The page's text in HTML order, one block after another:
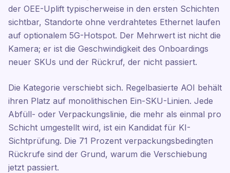
der OEE-Uplift typischerweise in den ersten Schichten
sichtbar, Standorte ohne verdrahtetes Ethernet laufen
auf optionalem 5G-Hotspot. Der Mehrwert ist nicht die
Kamera; er ist die Geschwindigkeit des Onboardings
neuer SKUs und der Rückruf, der nicht passiert.
Die Kategorie verschiebt sich. Regelbasierte AOI behält
ihren Platz auf monolithischen Ein-SKU-Linien. Jede
Abfüll- oder Verpackungslinie, die mehr als einmal pro
Schicht umgestellt wird, ist ein Kandidat für KI-
Sichtprüfung. Die 71 Prozent verpackungsbedingten
Rückrufe sind der Grund, warum die Verschiebung
jetzt passiert.